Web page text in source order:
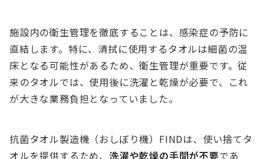
施設内の衛生管理を徹底することは、感染症の予防に
直結します。特に、清拭に使用するタオルは細菌の温
床となる可能性があるため、衛生管理が重要です。従
来のタオルでは、使用後に洗濯と乾燥が必要で、これ
が大きな業務負担となっていました。
抗菌タオル製造機（おしぼり機）FINDは、使い捨てタ
オルを提供するため、 洗濯や乾燥の手間が不要であ